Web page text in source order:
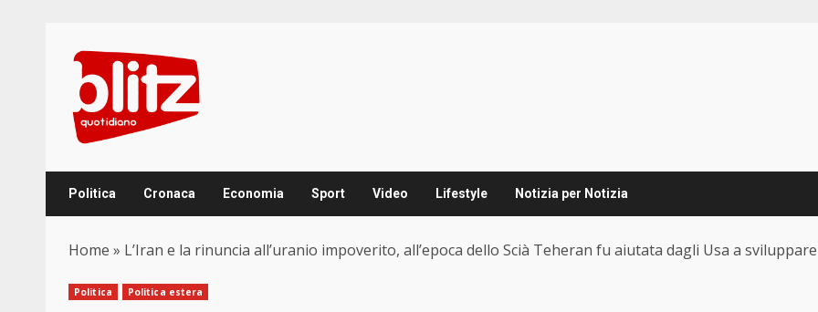
content
Politica Cronaca Economia Sport Video Lifestyle Notizia per Notizia
Home » L’Iran e la rinuncia all’uranio impoverito, all’epoca dello Scià Teheran fu aiutata dagli Usa a
Politica Politica estera